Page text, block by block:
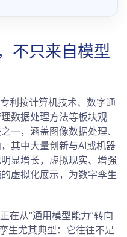
不只来自模型
利按计算机技术、数字通
数据处理方法等板块观
一，涵盖图像数据处理、
其中大量创新与AI或机器
显增长，虚拟现实、增强
虚拟化展示，为数字孪生
在从“通用模型能力”转向
生尤其典型：它往往不是